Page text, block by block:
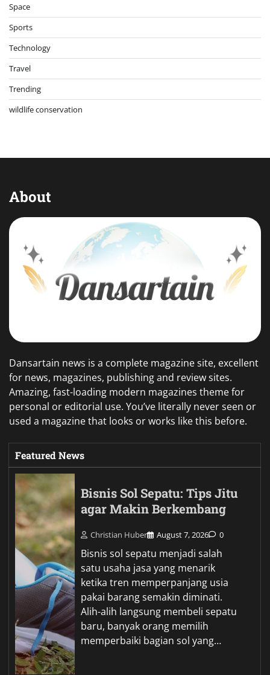
Space
Sports
Technology
Travel
Trending
wildlife conservation
About
Dansartain news is a complete magazine site, excellent
for news, magazines, publishing and review sites.
Amazing, fast-loading modern magazines theme for
personal or editorial use. You’ve literally never seen or
used a magazine that looks or works like this before.
Featured News
Bisnis Sol Sepatu: Tips Jitu
agar Makin Berkembang
Christian Huber August 7, 2026 0
Bisnis sol sepatu menjadi salah
satu usaha jasa yang menarik
ketika tren memperpanjang usia
pakai barang semakin diminati.
Alih-alih langsung membeli sepatu
baru, banyak orang memilih
memperbaiki bagian sol yang…